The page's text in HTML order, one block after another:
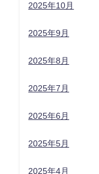
2025年10月
2025年9月
2025年8月
2025年7月
2025年6月
2025年5月
2025年4月